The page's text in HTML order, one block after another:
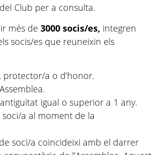
Club per a consulta.
més de3000 socis/es, integren
socis/es que reuneixin els
a o d’honor.
igual o superior a 1 any.
a al moment de la
soci/a coincideixi amb el darrer